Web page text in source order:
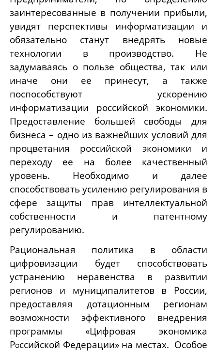
заинтересованные в получении прибыли,
увидят перспективы информатизации и
обязательно станут внедрять новые
технологии в производство. Не
задумаваясь о пользе общества, так или
иначе они ее принесут, а также
поспособствуют ускорению
информатизации российской экономики.
Предоставление большей свободы для
бизнеса – одно из важнейших условий для
процветания российской экономики и
переходу ее на более качественный
уровень. Необходимо и далее
способствовать усилению регулирования в
сфере защиты прав интеллектуальной
собственности и патентному
регулированию.
Рациональная политика в области
цифровизации будет способствовать
устранению неравенства в развитии
регионов и муниципалитетов в России,
предоставляя дотационным регионам
возможности эффективного внедрения
программы «Цифровая экономика
Рסссийской Федерации» на местах. Особое